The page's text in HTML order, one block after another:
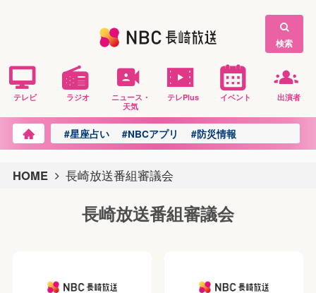
検索
テレビ ラジオ
ニュース・
天気
テレPlus イベント 出演者
#星座占い #NBCアプリ #防災情報
HOME 長崎放送番組審議会
長崎放送番組審議会